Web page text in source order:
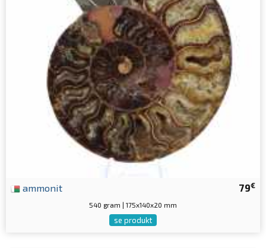
79€
ammonit
540 gram | 175x140x20 mm
se produkt